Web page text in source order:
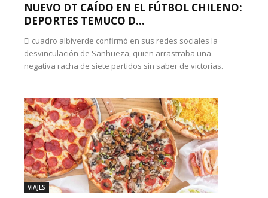
NUEVO DT CAÍDO EN EL FÚTBOL CHILENO:
DEPORTES TEMUCO D...
El cuadro albiverde confirmó en sus redes sociales la
desvinculación de Sanhueza, quien arrastraba una
negativa racha de siete partidos sin saber de victorias.
VIAJES